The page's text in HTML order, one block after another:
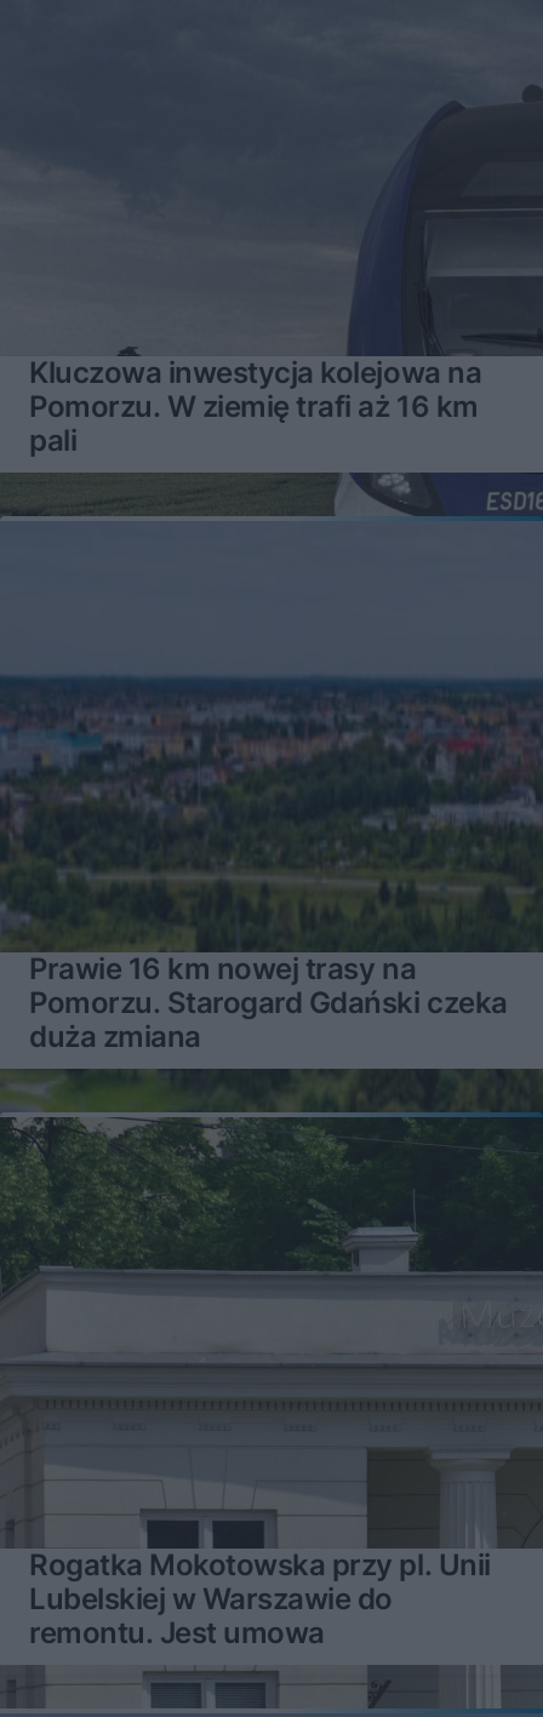
Kluczowa inwestycja kolejowa na
Pomorzu. W ziemię trafi aż 16 km
pali
Prawie 16 km nowej trasy na
Pomorzu. Starogard Gdański czeka
duża zmiana
Rogatka Mokotowska przy pl. Unii
Lubelskiej w Warszawie do
remontu. Jest umowa